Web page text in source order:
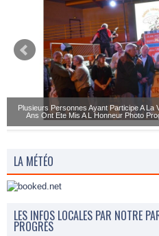
Plusieurs Personnes Ayant Participe A
Ans Ont Ete Mis A L Honneur Photo
LA MÉTÉO
LES INFOS LOCALES PAR NOTRE
PROGRÈS